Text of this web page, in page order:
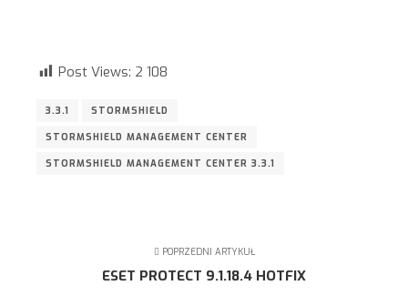
Post Views: 2 108
3.3.1 STORMSHIELD
STORMSHIELD MANAGEMENT CENTER
STORMSHIELD MANAGEMENT CENTER 3.3.1
POPRZEDNI ARTYKUŁ
ESET PROTECT 9.1.18.4 HOTFIX